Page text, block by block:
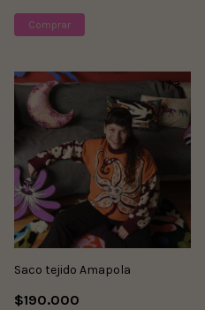
Comprar
1 /3
Saco tejido Amapola
$190.000